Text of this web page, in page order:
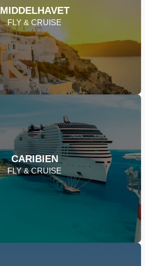
MIDDELHAVET
FLY & CRUISE
CARIBIEN
FLY & CRUISE